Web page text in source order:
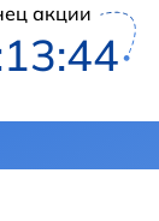
акции